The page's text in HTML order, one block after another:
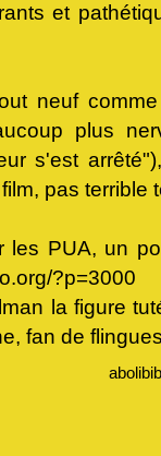
et
neuf
plus
s'est
pas terrible
les PUA, un
?p=3000
la figure
fan de